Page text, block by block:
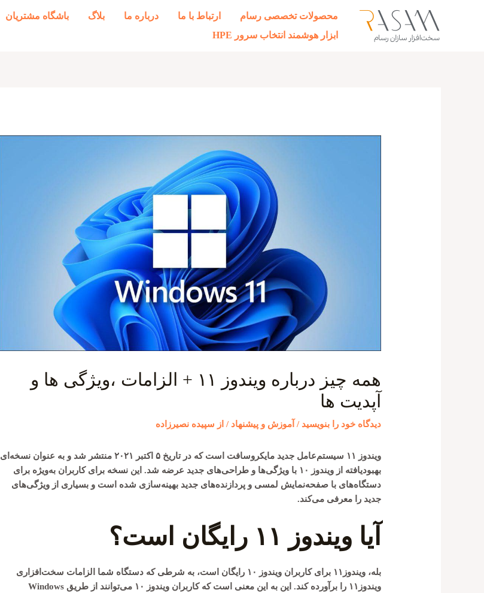
محصولات تخصصی رسام ارتباط با ما درباره ما بلاگ باشگاه مشتریان
ابزار هوشمند انتخاب سرور HPE
همه چیز درباره ویندوز ۱۱ + الزامات ،ویژگی ها و
آپدیت ها
دیدگاه‌ خود را بنویسید / آموزش و پیشنهاد / از سپیده نصیرزاده
ویندوز ۱۱ سیستم‌عامل جدید مایکروسافت است که در تاریخ ۵ اکتبر ۲۰۲۱ منتشر شد و به عنوان نسخه‌ای
بهبودیافته از ویندوز ۱۰ با ویژگی‌ها و طراحی‌های جدید عرضه شد. این نسخه برای کاربران به‌ویژه برای
دستگاه‌های با صفحه‌نمایش لمسی و پردازنده‌های جدید بهینه‌سازی شده است و بسیاری از ویژگی‌های
جدید را معرفی می‌کند.
آیا ویندوز ۱۱ رایگان است؟
بله، ویندوز۱۱ برای کاربران ویندوز ۱۰ رایگان است، به شرطی که دستگاه شما الزامات سخت‌افزاری
ویندوز۱۱ را برآورده کند. این به این معنی است که کاربران ویندوز ۱۰ می‌توانند از طریق
Windows